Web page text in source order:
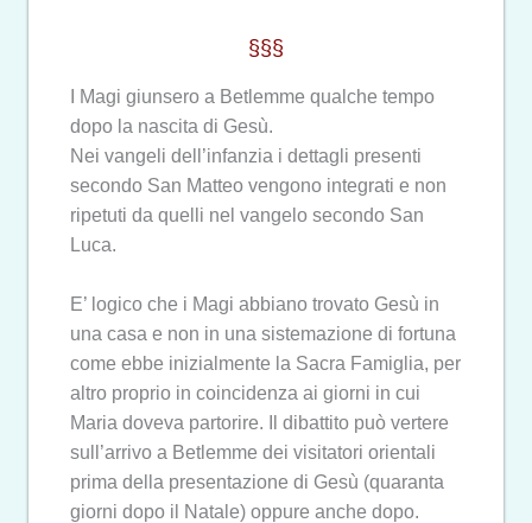
§§§
I Magi giunsero a Betlemme qualche tempo
dopo la nascita di Gesù.
Nei vangeli dell’infanzia i dettagli presenti
secondo San Matteo vengono integrati e non
ripetuti da quelli nel vangelo secondo San
Luca.
E’ logico che i Magi abbiano trovato Gesù in
una casa e non in una sistemazione di fortuna
come ebbe inizialmente la Sacra Famiglia, per
altro proprio in coincidenza ai giorni in cui
Maria doveva partorire. Il dibattito può vertere
sull’arrivo a Betlemme dei visitatori orientali
prima della presentazione di Gesù (quaranta
giorni dopo il Natale) oppure anche dopo.